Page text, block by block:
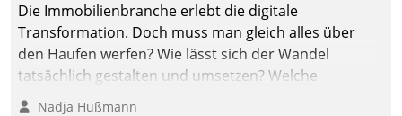
Die Immobilienbranche erlebt die digitale
Transformation. Doch muss man gleich alles über
den Haufen werfen? Wie lässt sich der Wandel
tatsächlich gestalten und umsetzen? Welche
Argumente zählen wirklich?
Nadja Hußmann